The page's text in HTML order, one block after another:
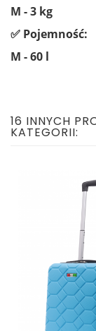
M - 3 kg
✅ Pojemność:
M - 60 l
16 INNYCH
KATEGORII: